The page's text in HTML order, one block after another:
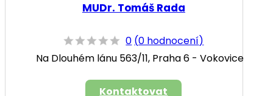
MUDr. Tomáš Rada
0 (0 hodnocení)
Na Dlouhém lánu 563/11, Praha 6 - Vokovice
Kontaktovat